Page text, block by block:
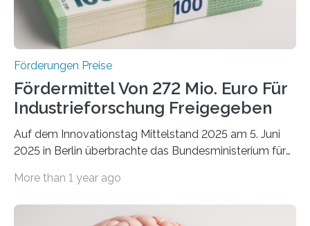
Förderungen Preise
Fördermittel Von 272 Mio. Euro Für
Industrieforschung Freigegeben
Auf dem Innovationstag Mittelstand 2025 am 5. Juni
2025 in Berlin überbrachte das Bundesministerium für
Überplanmäßige Verpflichtungsermächtigungen in
Woche vom Haushaltsausschuss freigegeben – unter
More than 1 year ago